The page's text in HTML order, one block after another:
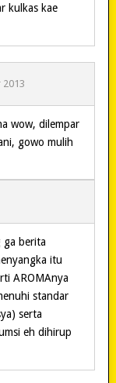
kulkas kae
2013
wow, dilempar
gowo mulih
ga berita
itu
AROMAnya
standar
serta
eh dihirup